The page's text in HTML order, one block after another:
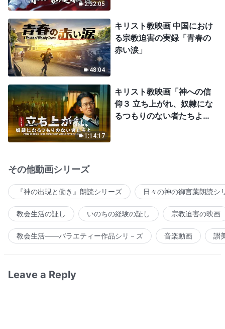
2:32:05
48:04
キリスト教映画 中国におけ
る宗教迫害の実録「青春の
赤い涙」
1:14:17
キリスト教映画「神への信
仰３ 立ち上がれ、奴隷にな
るつもりのない者たちよ」
その他動画シリーズ
『神の出現と働き』朗読シリーズ 日々の神の御言葉朗読シ
教会生活の証し いのちの経験の証し 宗教迫害の映画
教会生活――バラエティー作品シリ－ズ 音楽動画 讃
Leave a Reply